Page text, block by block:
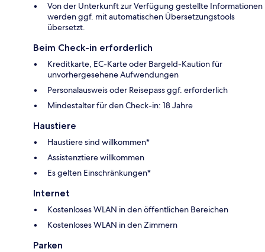
Von der Unterkunft zur Verfügung gestellte Informationen
werden ggf. mit automatischen Übersetzungstools
übersetzt.
Beim Check-in erforderlich
Kreditkarte, EC-Karte oder Bargeld-Kaution für
unvorhergesehene Aufwendungen
Personalausweis oder Reisepass ggf. erforderlich
Mindestalter für den Check-in: 18 Jahre
Haustiere
Haustiere sind willkommen*
Assistenztiere willkommen
Es gelten Einschränkungen*
Internet
Kostenloses WLAN in den öffentlichen Bereichen
Kostenloses WLAN in den Zimmern
Parken